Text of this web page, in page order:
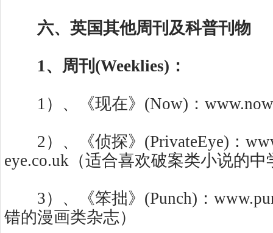
六、英国其他周刊及科普刊物
1、周刊(Weeklies)：
1）、《现在》(Now)：
2）、《侦探》(PrivateEye)：
eye.co.uk（适合喜欢破案类小说的中
3）、《笨拙》(Punch)：
错的漫画类杂志）